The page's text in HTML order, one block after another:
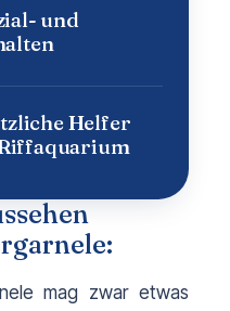
und
Helfer
mag zwar etwas